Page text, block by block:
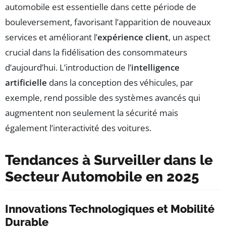
automobile est essentielle dans cette période de
bouleversement, favorisant l’apparition de nouveaux
services et améliorant l’expérience client, un aspect
crucial dans la fidélisation des consommateurs
d’aujourd’hui. L’introduction de l’intelligence
artificielle dans la conception des véhicules, par
exemple, rend possible des systèmes avancés qui
augmentent non seulement la sécurité mais
également l’interactivité des voitures.
Tendances à Surveiller dans le
Secteur Automobile en 2025
Innovations Technologiques et Mobilité
Durable